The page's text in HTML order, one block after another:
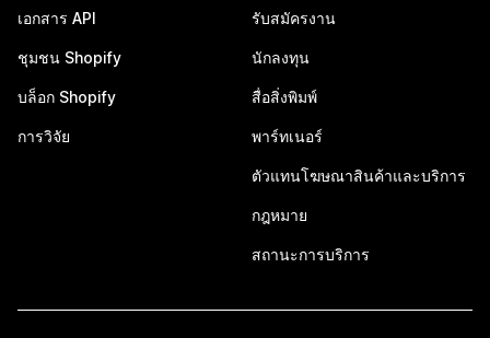
เอกสาร API
ชุมชน Shopify
บล็อก Shopify
การวิจัย
รับสมัครงาน
นักลงทุน
สื่อสิ่งพิมพ์
พาร์ทเนอร์
ตัวแทนโฆษณาสินค้าและบริการ
กฎหมาย
สถานะการบริการ